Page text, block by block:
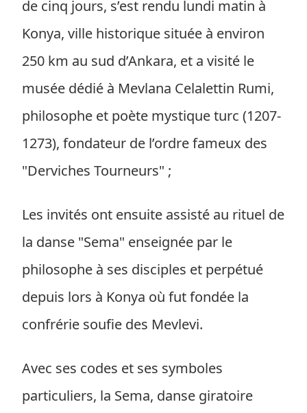
de cinq jours, s’est rendu lundi matin à
Konya, ville historique située à environ
250 km au sud d’Ankara, et a visité le
musée dédié à Mevlana Celalettin Rumi,
philosophe et poète mystique turc (1207-
1273), fondateur de l’ordre fameux des
"Derviches Tourneurs" ;
Les invités ont ensuite assisté au rituel de
la danse "Sema" enseignée par le
philosophe à ses disciples et perpétué
depuis lors à Konya où fut fondée la
confrérie soufie des Mevlevi.
Avec ses codes et ses symboles
particuliers, la Sema, danse giratoire